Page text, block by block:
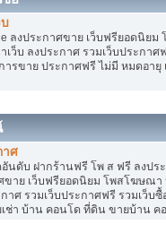
ลงประกาศขาย เว็บฟรียอดนิย
เว็บ ลงประกาศ รวมเว็บประกาศ
ารขาย ประกาศฟรี ไม่มี หมดอา
าศ
นดับ ฝากร้านฟรี โพ ส ฟรี ลงปร
ขาย เว็บฟรียอดนิยม โพสโฆษณ
าศ รวมเว็บประกาศฟรี รวมเว็บ
เช่า บ้าน คอนโด ที่ดิน ขายบ้าน